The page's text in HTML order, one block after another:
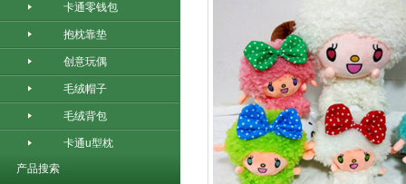
产品搜索
卡通零钱包
抱枕靠垫
创意玩偶
毛绒帽子
毛绒背包
卡通u型枕